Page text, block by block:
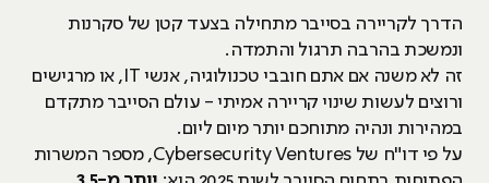
הדרך לקריירה בסייבר מתחילה בצעד קטן של סקרנות
ונמשכת בהרבה תרגול והתמדה.
זה לא משנה אם אתם חובבי טכנולוגיה, אנשי IT, או מרגישים
ורוצים לעשות שינוי קריירה אמיתי - עולם הסייבר מתקדם
במהירות ונהיה מתוחכם יותר מיום ליום.
על פי דו"ח של Cybersecurity Ventures, מספר המשרות